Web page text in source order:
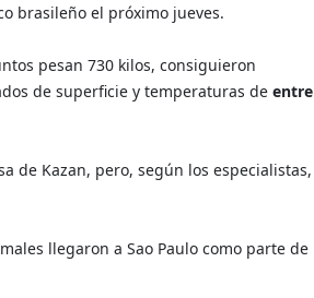
brasileño el próximo jueves.
pesan 730 kilos, consiguieron
de superficie y temperaturas de entre
de Kazan, pero, según los especialistas,
llegaron a Sao Paulo como parte de